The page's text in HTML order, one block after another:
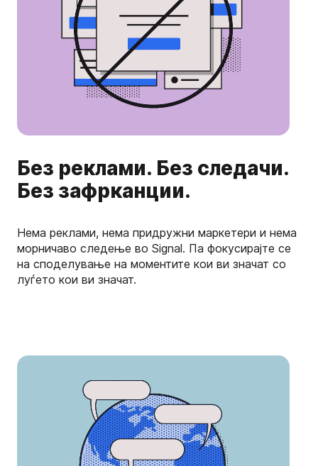
Без реклами. Без следачи.
Без зафрканции.
Нема реклами, нема придружни маркетери и нема
морничаво следење во Signal. Па фокусирајте се
на споделување на моментите кои ви значат со
луѓето кои ви значат.